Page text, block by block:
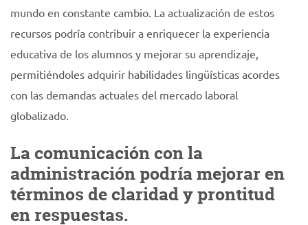
mundo en constante cambio. La actualización de estos
recursos podría contribuir a enriquecer la experiencia
educativa de los alumnos y mejorar su aprendizaje,
permitiéndoles adquirir habilidades lingüísticas acordes
con las demandas actuales del mercado laboral
globalizado.
La comunicación con la
administración podría mejorar en
términos de claridad y prontitud
en respuestas.